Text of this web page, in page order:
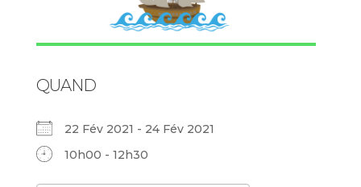
QUAND
22 Fév 2021 - 24 Fév 2021
10h00 - 12h30